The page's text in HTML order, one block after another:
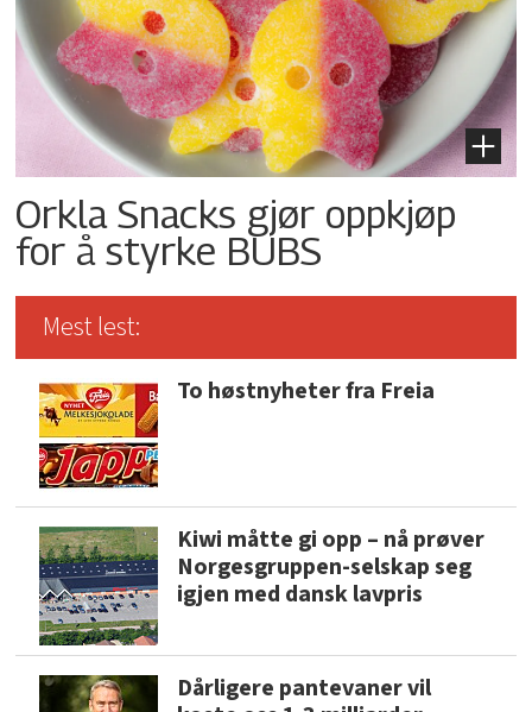
Orkla Snacks gjør oppkjøp
for å styrke BUBS
Mest lest:
To høstnyheter fra Freia
Kiwi måtte gi opp – nå prøver
Norgesgruppen-selskap seg
igjen med dansk lavpris
Dårligere pantevaner vil